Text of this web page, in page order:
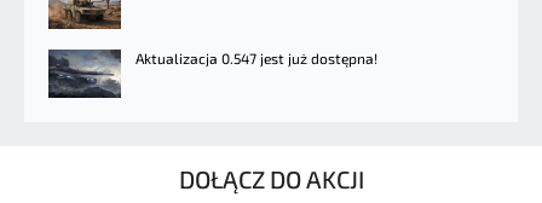
Aktualizacja 0.547 jest już dostępna!
DOŁĄCZ DO AKCJI